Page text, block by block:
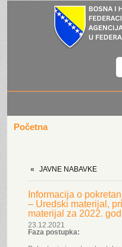
Početna
JAVNE NABAVKE
Informacija o
– Uredski materijal,
materijal za 2022.
23.12.2021
Faza postupka: